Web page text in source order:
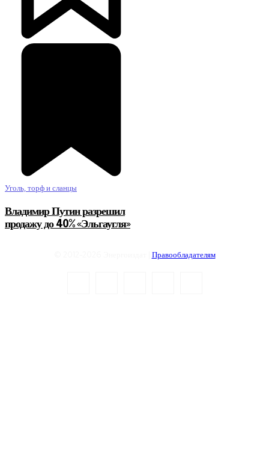
Уголь, торф и сланцы
Владимир Путин разрешил
продажу до 40% «Эльгаугля»
Правообладателям